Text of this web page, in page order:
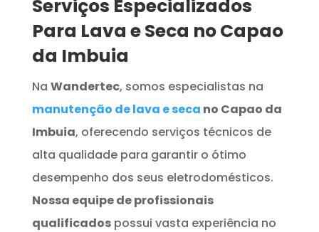
Serviços Especializados
Para Lava e Seca no Capao
da Imbuia
Na Wandertec, somos especialistas na
manutenção de lava e seca no Capao da
Imbuia, oferecendo serviços técnicos de
alta qualidade para garantir o ótimo
desempenho dos seus eletrodomésticos.
Nossa equipe de profissionais
qualificadospossui vasta experiência no